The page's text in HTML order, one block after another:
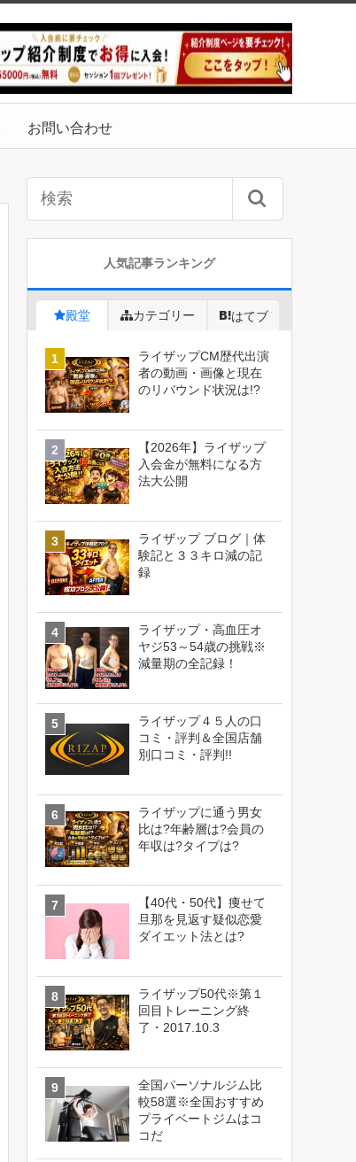
お問い合わせ
人気記事ランキング
殿堂 カテゴリー はてブ
ライザップCM歴代出演
者の動画・画像と現在
のリバウンド状況は!?
【2026年】ライザップ
入会金が無料になる方
法大公開
ライザップ ブログ｜体
験記と３３キロ減の記
録
ライザップ・高血圧オ
ヤジ53～54歳の挑戦※
減量期の全記録！
ライザップ４５人の口
コミ・評判＆全国店舗
別口コミ・評判!!
ライザップに通う男女
比は?年齢層は?会員の
年収は?タイプは?
【40代・50代】痩せて
旦那を見返す疑似恋愛
ダイエット法とは?
ライザップ50代※第１
回目トレーニング終
了・2017.10.3
全国パーソナルジム比
較58選※全国おすすめ
プライベートジムはコ
コだ